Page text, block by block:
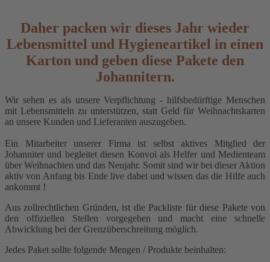
Daher packen wir dieses Jahr wieder
Lebensmittel und Hygieneartikel in einen
Karton und geben diese Pakete den
Johannitern.
Wir sehen es als unsere Verpflichtung - hilfsbedürftige Menschen
mit Lebensmitteln zu unterstützen, statt Geld für Weihnachtskarten
an unsere Kunden und Lieferanten auszugeben.
Ein Mitarbeiter unserer Firma ist selbst aktives Mitglied der
Johanniter und begleitet diesen Konvoi als Helfer und Medienteam
über Weihnachten und das Neujahr. Somit sind wir bei dieser Aktion
aktiv von Anfang bis Ende live dabei und wissen das die Hilfe auch
ankommt !
Aus zollrechtlichen Gründen, ist die Packliste für diese Pakete von
den offiziellen Stellen vorgegeben und macht eine schnelle
Abwicklung bei der Grenzüberschreitung möglich.
Jedes Paket sollte folgende Mengen / Produkte beinhalten: